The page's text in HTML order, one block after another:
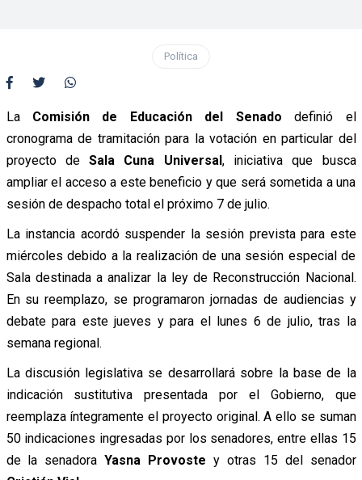
Política
La Comisión de Educación del Senado definió el
cronograma de tramitación para la votación en particular del
proyecto deSala Cuna Universal, iniciativa que busca
ampliar el acceso a este beneficio y que será sometida a una
sesión de despacho total el próximo 7 de julio.
La instancia acordó suspender la sesión prevista para este
miércoles debido a la realización de una sesión especial de
Sala destinada a analizar la ley de Reconstrucción Nacional.
En su reemplazo, se programaron jornadas de audiencias y
debate para este jueves y para el lunes 6 de julio, tras la
semana regional.
La discusión legislativa se desarrollará sobre la base de la
indicación sustitutiva presentada por el Gobierno, que
reemplaza íntegramente el proyecto original. A ello se suman
50 indicaciones ingresadas por los senadores, entre ellas 15
de la senadoraYasna Provoste y otras 15 del senador